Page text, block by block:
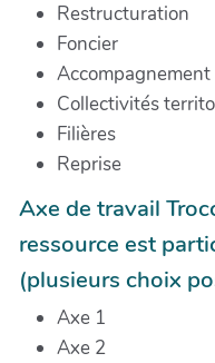
Restructuration
Foncier
Accompagnement
Collectivités
Filières
Reprise
Axe de travail
ressource est
(plusieurs choix
Axe 1
Axe 2